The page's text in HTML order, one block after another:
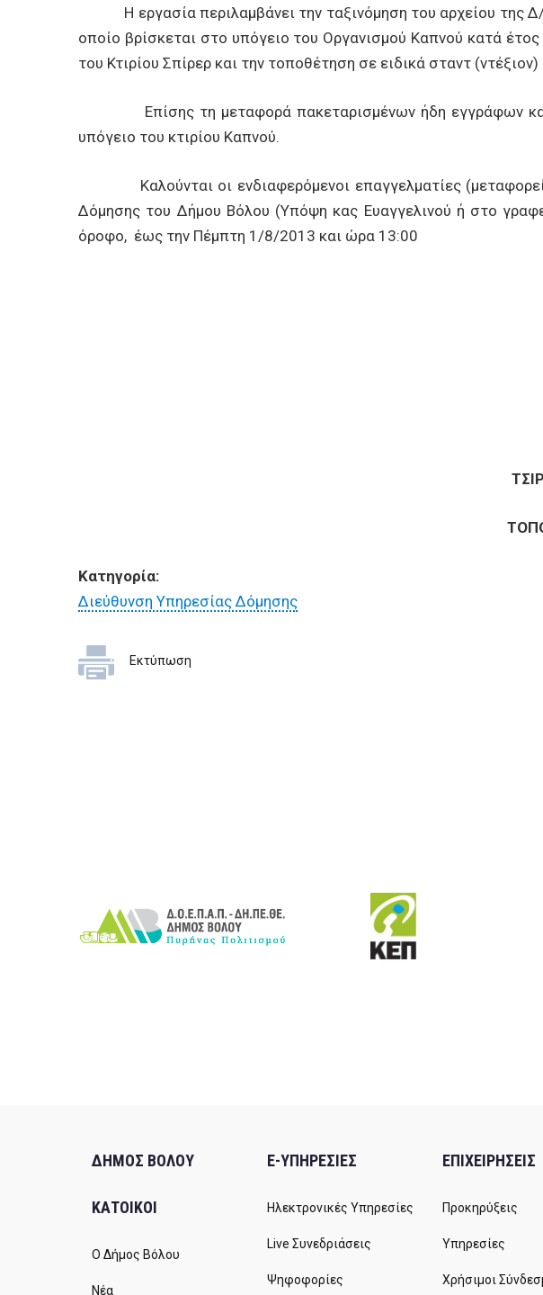
Η εργασία περιλαμβάνει την ταξινόμηση του αρχείου της
οποίο βρίσκεται στο υπόγειο του Οργανισμού Καπνού κατά
του Κτιρίου Σπίρερ και την τοποθέτηση σε ειδικά σταντ
Επίσης τη μεταφορά πακεταρισμένων ήδη εγγράφων και
υπόγειο του κτιρίου Καπνού.
Καλούνται οι ενδιαφερόμενοι επαγγελματίες
Δόμησης του Δήμου Βόλου (Υπόψη κας Ευαγγελινού ή στο
όροφο, έως την Πέμπτη 1/8/2013 και ώρα 13:00
Κατηγορία:
Διεύθυνση Υπηρεσίας Δόμησης
Εκτύπωση
ΔΗΜΟΣ ΒΟΛΟΥ
ΚΑΤΟΙΚΟΙ
Ο Δήμος Βόλου
Νέα
E-ΥΠΗΡΕΣΙΕΣ
Ηλεκτρονικές Υπηρεσίες
Live Συνεδριάσεις
Ψηφοφορίες
ΕΠΙΧΕΙΡΗΣΕΙΣ
Προκηρύξεις
Υπηρεσίες
Χρήσιμοι